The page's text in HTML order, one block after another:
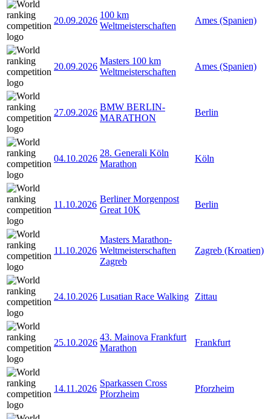
20.09.2026
100 km
Weltmeisterschaften
Ames (Spanien)
20.09.2026
Masters 100 km
Weltmeisterschaften
Ames (Spanien)
27.09.2026
BMW BERLIN-
MARATHON
Berlin
04.10.2026
28. Generali Köln
Marathon
Köln
11.10.2026
Berliner Morgenpost
Great 10K
Berlin
11.10.2026
Masters Marathon-
Weltmeisterschaften
Zagreb
Zagreb (Kroatien)
24.10.2026 Lusatian Race Walking Zittau
25.10.2026
43. Mainova Frankfurt
Marathon
Frankfurt
14.11.2026
Sparkassen Cross
Pforzheim
Pforzheim